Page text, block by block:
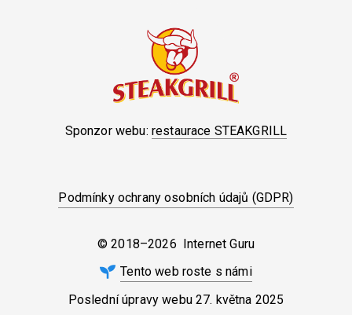
Sponzor webu: restaurace STEAKGRILL
Podmínky ochrany osobních údajů (GDPR)
© 2018–2026 Internet Guru
Tento web roste s námi
Poslední úpravy webu 27. května 2025